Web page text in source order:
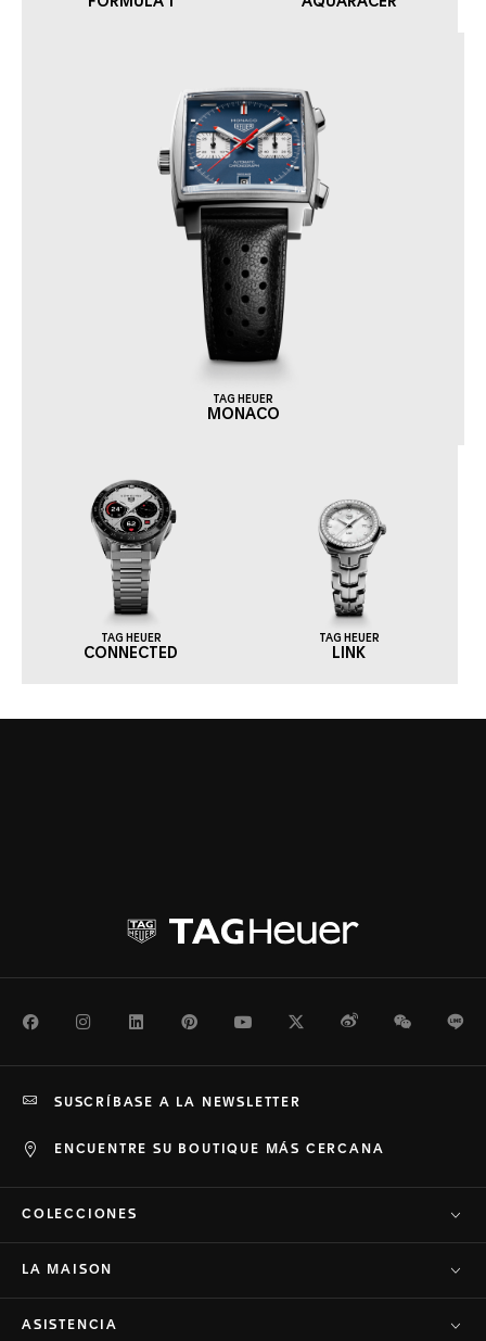
FacebookInstagramLinkedInPinterestYoutubeTwitterWeiboWeChat
ENCUENTRE SU BOUTIQUE MÁS CERCANA
SUSCRÍBASE A LA NEWSLETTER
COLECCIONES
LA MAISON
ASISTENCIA